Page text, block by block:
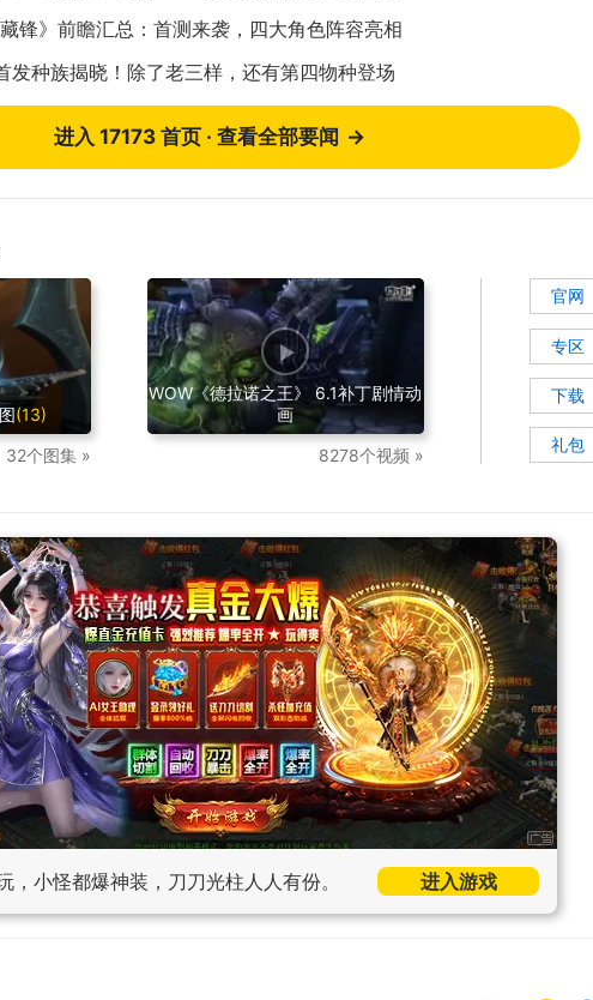
锋》前瞻汇总：首测来袭，四大角色阵容亮相
发种族揭晓！除了老三样，还有第四物种登场
进入 17173 首页 · 查看全部要闻 →
(13)
32个图集 »
WOW《德拉诺之王》 6.1补丁剧情动
画
8278个视频 »
官网
专区
下载
礼包
，小怪都爆神装，刀刀光柱人人有份。 进入游戏